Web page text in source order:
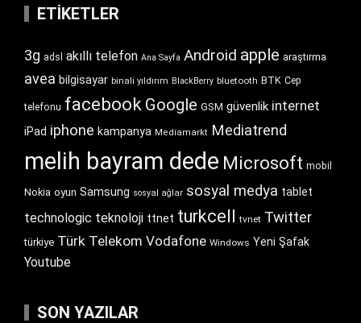
ETIKETLER
3g adsl akıllı telefon Ana Sayfa Android apple araştırma
avea bilgisayar binali yıldırım BlackBerry bluetooth BTK Cep
telefonu facebook Google GSM güvenlik internet
iPad iphone kampanya Mediamarkt Mediatrend
melih bayram dede Microsoft mobil
Nokia oyun Samsung sosyal ağlar sosyal medya tablet
technologic teknoloji ttnet turkcell tvnet Twitter
türkiye Türk Telekom Vodafone Windows Yeni Şafak
Youtube
SON YAZILAR